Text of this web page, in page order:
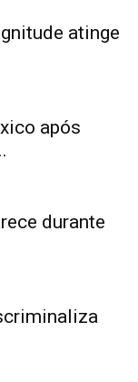
atinge
após
durante